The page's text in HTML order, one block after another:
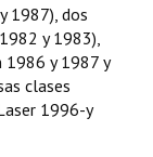
1987), dos
y 1983),
1986 y 1987 y
clases
1996-y